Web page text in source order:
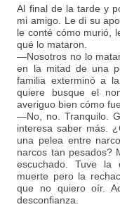
Al final de la tarde y
mi amigo. Le di su
le conté cómo murió,
qué lo mataron.
—Nosotros no lo
en la mitad de una
familia exterminó a
quiere busque el
averiguo bien cómo
—No, no. Tranquilo.
interesa saber más.
una pelea entre
narcos tan pesados?
escuchado. Tuve la
muerte pero la
que no quiero oír.
desconfianza.